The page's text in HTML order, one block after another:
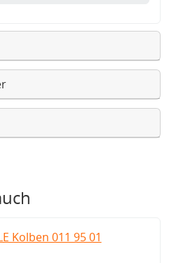
Kolben 011 95 01